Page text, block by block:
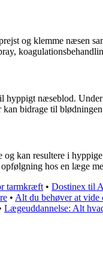
og klemme næsen
næseblod.
kan bidrage til
kan resultere i
hos en læge
tarmkræft • Dostinex til
• Alt du behøver at vide
Lægeuddannelse: Alt